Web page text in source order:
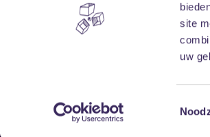
site
uw
Home
Vrijwilligers
Disclaimer
Privacy &